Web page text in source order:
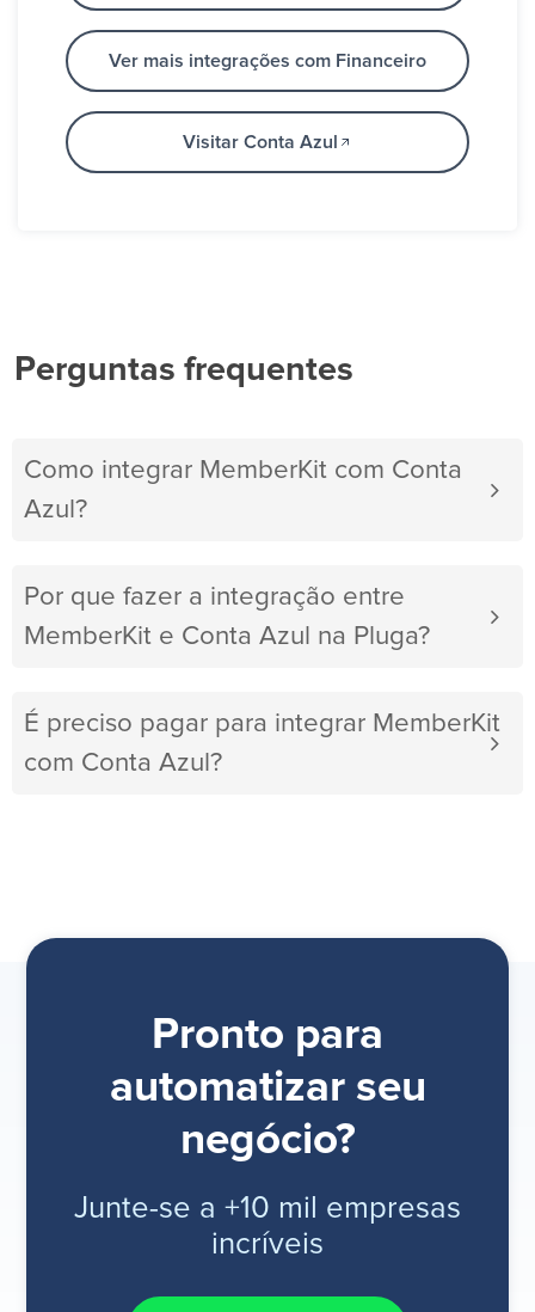
Ver mais integrações com Financeiro
Visitar Conta Azul
Perguntas frequentes
Como integrar MemberKit com Conta
Azul?
Por que fazer a integração entre
MemberKit e Conta Azul na Pluga?
É preciso pagar para integrar MemberKit
com Conta Azul?
Pronto para
automatizar seu
negócio?
Junte-se a +10 mil empresas
incríveis